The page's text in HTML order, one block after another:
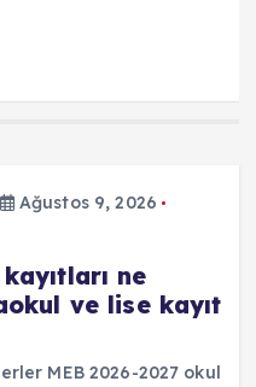
Ağustos 9, 2026
ne
ve lise kayıt
MEB 2026-2027 okul